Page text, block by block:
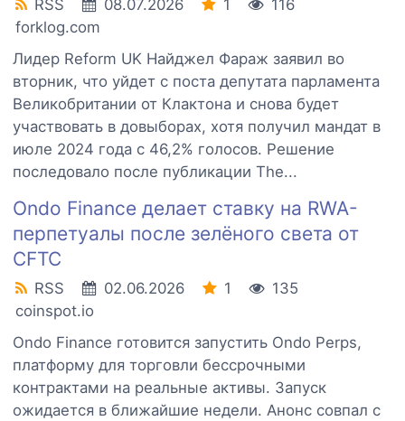
RSS 08.07.2026 1
116
forklog.com
Лидер Reform UK Найджел Фараж заявил во
вторник, что уйдет с поста депутата парламента
Великобритании от Клактона и снова будет
участвовать в довыборах, хотя получил мандат в
июле 2024 года с 46,2% голосов. Решение
последовало после публикации The...
Ondo Finance делает ставку на RWA-
перпетуалы после зелёного света от
CFTC
RSS 02.06.2026 1
135
coinspot.io
Ondo Finance готовится запустить Ondo Perps,
платформу для торговли бессрочными
контрактами на реальные активы. Запуск
ожидается в ближайшие недели. Анонс совпал с